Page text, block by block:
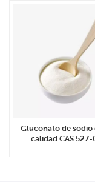
Gluconato de sodio
calidad CAS 527-